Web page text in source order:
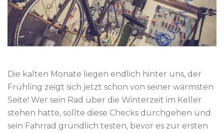
Die kalten Monate liegen endlich hinter uns, der
Frühling zeigt sich jetzt schon von seiner wärmsten
Seite! Wer sein Rad über die Winterzeit im Keller
stehen hatte, sollte diese Checks durchgehen und
sein Fahrrad gründlich testen, bevor es zur ersten